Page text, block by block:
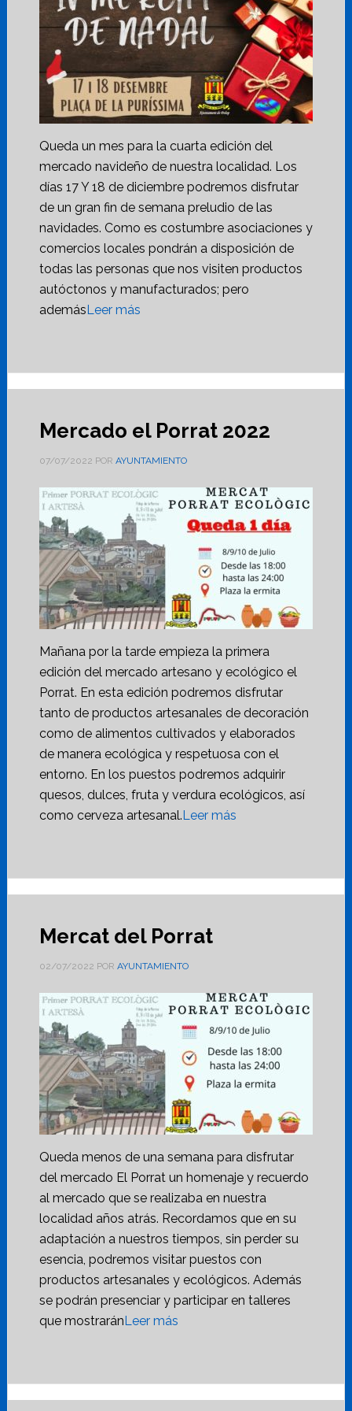
Queda un mes para la cuarta edición del
mercado navideño de nuestra localidad. Los
días 17 Y 18 de diciembre podremos disfrutar
de un gran fin de semana preludio de las
navidades. Como es costumbre asociaciones y
comercios locales pondrán a disposición de
todas las personas que nos visiten productos
autóctonos y manufacturados; pero
ademásLeer más
Mercado el Porrat 2022
07/07/2022 POR AYUNTAMIENTO
Mañana por la tarde empieza la primera
edición del mercado artesano y ecológico el
Porrat. En esta edición podremos disfrutar
tanto de productos artesanales de decoración
como de alimentos cultivados y elaborados
de manera ecológica y respetuosa con el
entorno. En los puestos podremos adquirir
quesos, dulces, fruta y verdura ecológicos, así
como cerveza artesanal.Leer más
Mercat del Porrat
02/07/2022 POR AYUNTAMIENTO
Queda menos de una semana para disfrutar
del mercado El Porrat un homenaje y recuerdo
al mercado que se realizaba en nuestra
localidad años atrás. Recordamos que en su
adaptación a nuestros tiempos, sin perder su
esencia, podremos visitar puestos con
productos artesanales y ecológicos. Además
se podrán presenciar y participar en talleres
que mostraránLeer más